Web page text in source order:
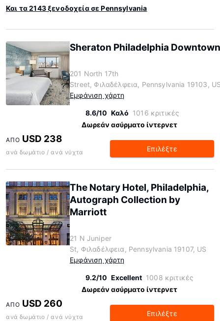
Και τα 2143 ξενοδοχεία σε Pennsylvania
Sheraton Philadelphia Downtown
201 North 17th
Street, Φιλαδέλφεια, Pennsylvania 19103,
Εμφάνιση χάρτη
8.6/10 Καλό 1016 κριτικές
Δωρεάν ασύρματο ίντερνετ
ΑΠΌ USD 238
ανά δωμάτιο / ανά νύχτα Επιλέξτε
The Notary Hotel, Philadelphia,
Autograph Collection by
Marriott
21 N Juniper
St, Φιλαδέλφεια, Pennsylvania 19107, US
Εμφάνιση χάρτη
9.2/10 Excellent 1008 κριτικές
Δωρεάν ασύρματο ίντερνετ
ΑΠΌ USD 260
ανά δωμάτιο / ανά νύχτα Επιλέξτε